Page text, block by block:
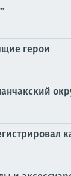
герои